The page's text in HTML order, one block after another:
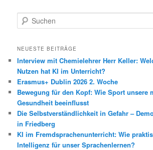
u
h
n
NEUESTE BEITRÄGE
Interview mit Chemielehrer Herr Keller:
Nutzen hat KI im Unterricht?
Erasmus+ Dublin 2026 2. Woche
Bewegung für den Kopf: Wie Sport unsere
Gesundheit beeinflusst
Die Selbstverständlichkeit in Gefahr –
in Friedberg
KI im Fremdsprachenunterricht: Wie
Intelligenz für unser Sprachenlernen?